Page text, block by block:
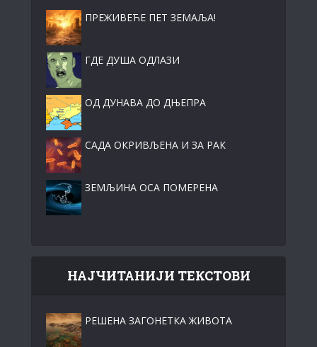
ПРЕЖИВЕЋЕ ПЕТ ЗЕМАЉА!
ГДЕ ДУША ОДЛАЗИ
ОД ДУНАВА ДО ДЊЕПРА
САДА ОКРИВЉЕНА И ЗА РАК
ЗЕМЉИНА ОСА ПОМЕРЕНА
НАЈЧИТАНИЈИ ТЕКСТОВИ
РЕШЕНА ЗАГОНЕТКА ЖИВОТА